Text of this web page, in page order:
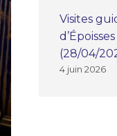
Visites
(28/04/
4 juin 2026